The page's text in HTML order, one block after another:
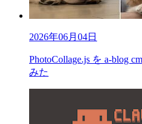
2026年06月04日
PhotoCollage.js を a-blog
みた